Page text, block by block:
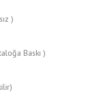
)
Baskı )